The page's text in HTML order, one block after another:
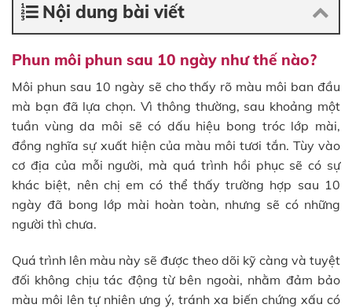
Nội dung bài viết
Phun môi phun sau 10 ngày như thế nào?
Môi phun sau 10 ngày sẽ cho thấy rõ màu môi ban đầu
mà bạn đã lựa chọn. Vì thông thường, sau khoảng một
tuần vùng da môi sẽ có dấu hiệu bong tróc lớp mài,
đồng nghĩa sự xuất hiện của màu môi tươi tắn. Tùy vào
cơ địa của mỗi người, mà quá trình hồi phục sẽ có sự
khác biệt, nên chị em có thể thấy trường hợp sau 10
ngày đã bong lớp mài hoàn toàn, nhưng sẽ có những
người thì chưa.
Quá trình lên màu này sẽ được theo dõi kỹ càng và tuyệt
đối không chịu tác động từ bên ngoài, nhằm đảm bảo
màu môi lên tự nhiên ưng ý, tránh xa biến chứng xấu có